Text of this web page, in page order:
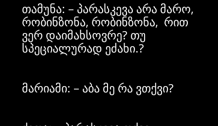
თამუნა: – პარასკევა არა მარო,
რობინზონა, რობინზონა, რით
ვერ დაიმახსოვრე? თუ
სპეციალურად ეძახი.?
მარიამი: – აბა მე რა ვთქვი?